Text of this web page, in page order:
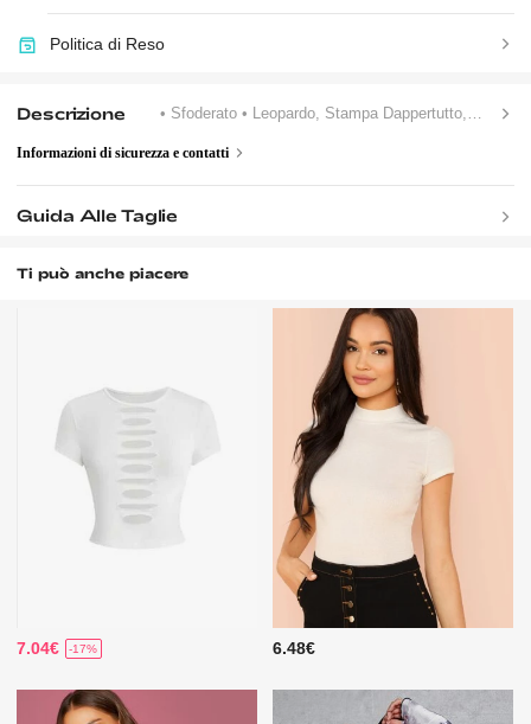
Politica di Reso
Descrizione • Sfoderato • Leopardo, Stampa Dappertutto, Motivo Strutturato
Informazioni di sicurezza e contatti
Guida Alle Taglie
Ti può anche piacere
7.04€ -17% 6.48€